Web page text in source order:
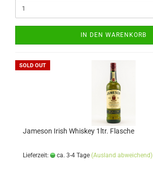
IN DEN WARENKORB
SOLD OUT
Jameson Irish Whiskey 1ltr. Flasche
Lieferzeit: ca. 3-4 Tage (Ausland abweichend)